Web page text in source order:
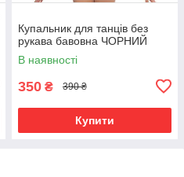
Купальник для танців без
рукава бавовна ЧОРНИЙ
В наявності
350 ₴ 390 ₴
Купити